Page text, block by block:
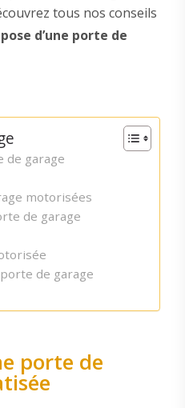
tous nos conseils
d’une porte de
de garage
motorisées
de garage
de garage
porte de